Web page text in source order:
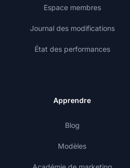
Espace membres
Journal des modifications
État des performances
Apprendre
Blog
Modèles